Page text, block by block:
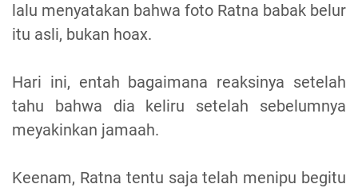
lalu menyatakan bahwa foto Ratna babak belur
itu asli, bukan hoax.
Hari ini, entah bagaimana reaksinya setelah
tahu bahwa dia keliru setelah sebelumnya
meyakinkan jamaah.
Keenam, Ratna tentu saja telah menipu begitu